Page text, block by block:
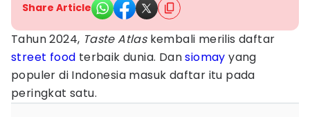
Share Article
Tahun 2024, Taste Atlaskembali merilis daftar
street food terbaik dunia. Dansiomay yang
populer di Indonesia masuk daftar itu pada
peringkat satu.